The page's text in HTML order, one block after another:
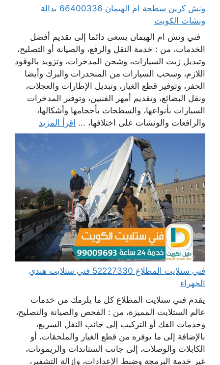
ونش كرين سطحة ام الهيمان 66400336 بدالة
ونشات الكويت
فني ونش ام الهيمان يسعى دائما إلى تقديم أفضل
الخدمات، من : خدمة النقل والرفع، والصيانة أو التصليح،
وتبديل زيت السيارات، وشحن المدخرات، وتزويد بالوقود
اللازم، وسحب السيارات من المنحدرات والبرك وأيضا
الحفر، وتوفير قطع الغيار، وتبديل الإطارات والعجلات،
ونقل البضائع، وتقديم أمهر الفنيين، وتوفير المدخرات
السيارات بأنواعها، والسطحات بأحجامها وأشكالها،
والرافعات والونشات على اختلافها، ... اقرأ المزيد
فني ستلايت المطلاع 52227330 فني ستلايت هندي
الجهراء
يقدم فني ستلايت المطلاع كل ما يلزمك من خدمات
عالم الستلايت المميزة، من : الفحص والصيانة والتصليح،
وخدمات الفك أو التركيب إلى جانب النقل السريع،
بالإضافة إلى ما يوفره من قطع الغيار والملحقات، أو
الكابلات والوصلات، إلى جانب الستاندات والريموتات،
غير خدمة البرمجة وضبط الإعدادات، وإزالة التشفير،